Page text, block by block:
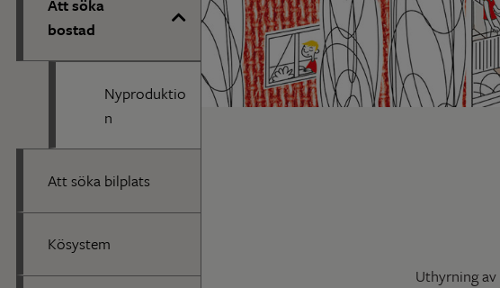
Att söka
bostad
Nyproduktio
n
Att söka bilplats
Kösystem
Uthyrning